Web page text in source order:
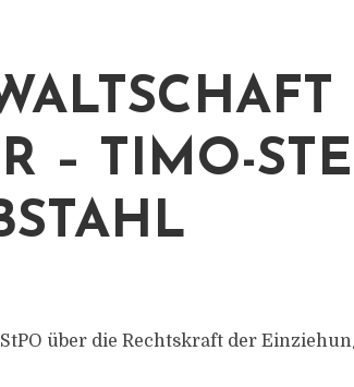
– TIMO-
über die Rechtskraft der